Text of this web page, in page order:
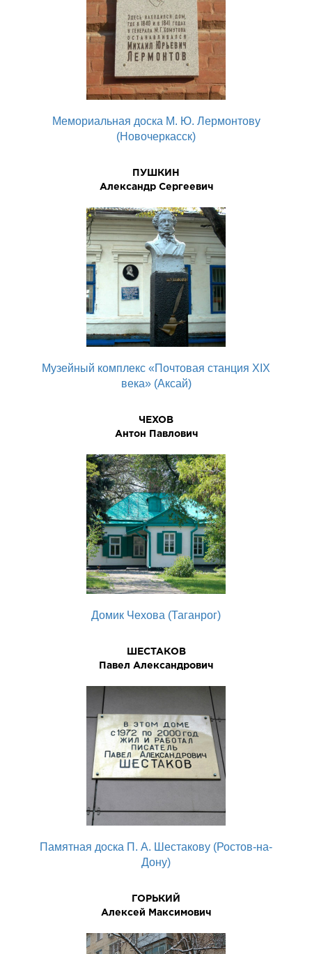
Мемориальная доска М. Ю. Лермонтову
(Новочеркасск)
ПУШКИН
Александр Сергеевич
Музейный комплекс «Почтовая станция XIX
века» (Аксай)
ЧЕХОВ
Антон Павлович
Домик Чехова (Таганрог)
ШЕСТАКОВ
Павел Александрович
Памятная доска П. А. Шестакову (Ростов-на-
Дону)
ГОРЬКИЙ
Алексей Максимович